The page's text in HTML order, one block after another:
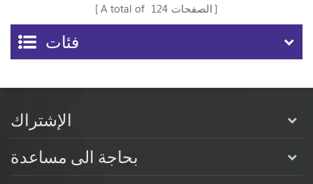
A total of 124 الصفحات
فئات
الإشتراك
بحاجة الى مساعدة